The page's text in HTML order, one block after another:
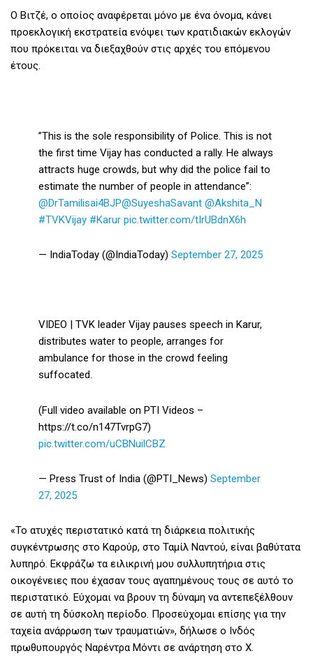
Ο Βιτζέ, ο οποίος αναφέρεται μόνο με ένα όνομα, κάνει
προεκλογική εκστρατεία ενόψει των κρατιδιακών εκλογών
που πρόκειται να διεξαχθούν στις αρχές του επόμενου
έτους.
”This is the sole responsibility of Police. This is not
the first time Vijay has conducted a rally. He always
attracts huge crowds, but why did the police fail to
estimate the number of people in attendance”:
@DrTamilisai4BJP@SuyeshaSavant @Akshita_N
#TVKVijay #Karur pic.twitter.com/tIrUBdnX6h
— IndiaToday (@IndiaToday) September 27, 2025
VIDEO | TVK leader Vijay pauses speech in Karur,
distributes water to people, arranges for
ambulance for those in the crowd feeling
suffocated.
(Full video available on PTI Videos –
https://t.co/n147TvrpG7)
pic.twitter.com/uCBNuilCBZ
— Press Trust of India (@PTI_News) September
27, 2025
«Το ατυχές περιστατικό κατά τη διάρκεια πολιτικής
συγκέντρωσης στο Καρούρ, στο Ταμίλ Ναντού, είναι βαθύτατα
λυπηρό. Εκφράζω τα ειλικρινή μου συλλυπητήρια στις
οικογένειες που έχασαν τους αγαπημένους τους σε αυτό το
περιστατικό. Εύχομαι να βρουν τη δύναμη να αντεπεξέλθουν
σε αυτή τη δύσκολη περίοδο. Προσεύχομαι επίσης για την
ταχεία ανάρρωση των τραυματιών», δήλωσε ο Ινδός
πρωθυπουργός Ναρέντρα Μόντι σε ανάρτηση στο X.